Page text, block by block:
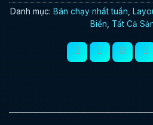
Danh mục: Bán chạy nhất tuần,
Biển, Tất Cả